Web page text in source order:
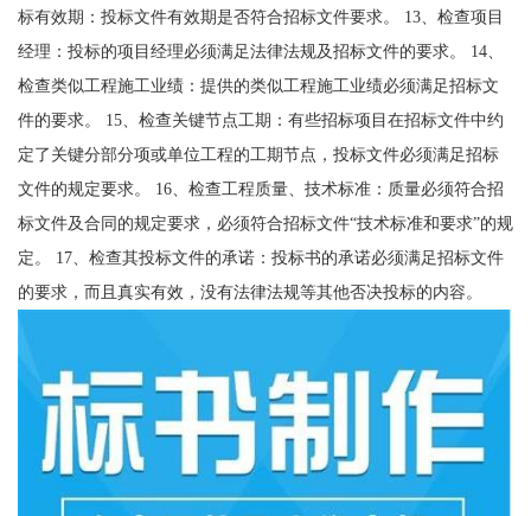
标有效期：投标文件有效期是否符合招标文件要求。 13、检查项目
经理：投标的项目经理必须满足法律法规及招标文件的要求。 14、
检查类似工程施工业绩：提供的类似工程施工业绩必须满足招标文
件的要求。 15、检查关键节点工期：有些招标项目在招标文件中约
定了关键分部分项或单位工程的工期节点，投标文件必须满足招标
文件的规定要求。 16、检查工程质量、技术标准：质量必须符合招
标文件及合同的规定要求，必须符合招标文件“技术标准和要求”的规
定。 17、检查其投标文件的承诺：投标书的承诺必须满足招标文件
的要求，而且真实有效，没有法律法规等其他否决投标的内容。